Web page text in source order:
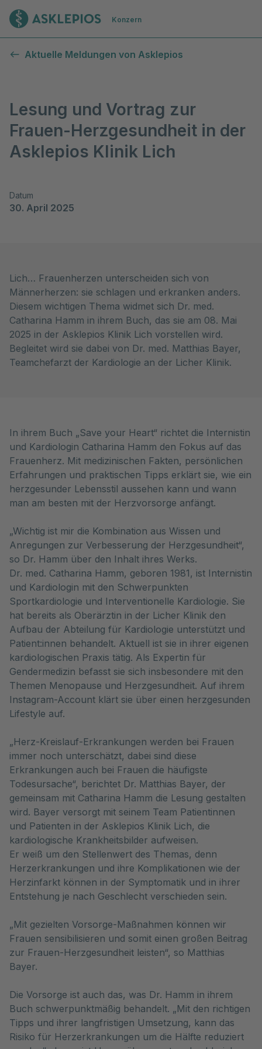
Zur Startseite
Konzern
Aktuelle Meldungen von Asklepios
Lesung und Vortrag zur
Frauen-Herzgesundheit in der
Asklepios Klinik Lich
Datum
30. April 2025
Lich… Frauenherzen unterscheiden sich von
Männerherzen: sie schlagen und erkranken anders.
Diesem wichtigen Thema widmet sich Dr. med.
Catharina Hamm in ihrem Buch, das sie am 08. Mai
2025 in der Asklepios Klinik Lich vorstellen wird.
Begleitet wird sie dabei von Dr. med. Matthias Bayer,
Teamchefarzt der Kardiologie an der Licher Klinik.
In ihrem Buch „Save your Heart“ richtet die Internistin
und Kardiologin Catharina Hamm den Fokus auf das
Frauenherz. Mit medizinischen Fakten, persönlichen
Erfahrungen und praktischen Tipps erklärt sie, wie ein
herzgesunder Lebensstil aussehen kann und wann
man am besten mit der Herzvorsorge anfängt.
„Wichtig ist mir die Kombination aus Wissen und
Anregungen zur Verbesserung der Herzgesundheit“,
so Dr. Hamm über den Inhalt ihres Werks.
Dr. med. Catharina Hamm, geboren 1981, ist Internistin
und Kardiologin mit den Schwerpunkten
Sportkardiologie und Interventionelle Kardiologie. Sie
hat bereits als Oberärztin in der Licher Klinik den
Aufbau der Abteilung für Kardiologie unterstützt und
Patient:innen behandelt. Aktuell ist sie in ihrer eigenen
kardiologischen Praxis tätig. Als Expertin für
Gendermedizin befasst sie sich insbesondere mit den
Themen Menopause und Herzgesundheit. Auf ihrem
Instagram-Account klärt sie über einen herzgesunden
Lifestyle auf.
„Herz-Kreislauf-Erkrankungen werden bei Frauen
immer noch unterschätzt, dabei sind diese
Erkrankungen auch bei Frauen die häufigste
Todesursache“, berichtet Dr. Matthias Bayer, der
gemeinsam mit Catharina Hamm die Lesung gestalten
wird. Bayer versorgt mit seinem Team Patientinnen
und Patienten in der Asklepios Klinik Lich, die
kardiologische Krankheitsbilder aufweisen.
Er weiß um den Stellenwert des Themas, denn
Herzerkrankungen und ihre Komplikationen wie der
Herzinfarkt können in der Symptomatik und in ihrer
Entstehung je nach Geschlecht verschieden sein.
„Mit gezielten Vorsorge-Maßnahmen können wir
Frauen sensibilisieren und somit einen großen Beitrag
zur Frauen-Herzgesundheit leisten“, so Matthias
Bayer.
Die Vorsorge ist auch das, was Dr. Hamm in ihrem
Buch schwerpunktmäßig behandelt. „Mit den richtigen
Tipps und ihrer langfristigen Umsetzung, kann das
Risiko für Herzerkrankungen um die Hälfte reduziert